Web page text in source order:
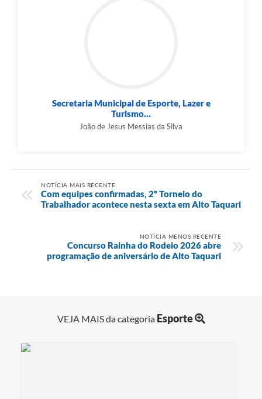
Secretaria Municipal de Esporte, Lazer e
Turismo...
João de Jesus Messias da Silva
NOTÍCIA MAIS RECENTE
Com equipes confirmadas, 2º Torneio do
Trabalhador acontece nesta sexta em Alto Taquari
NOTÍCIA MENOS RECENTE
Concurso Rainha do Rodeio 2026 abre
programação de aniversário de Alto Taquari
VEJA MAIS da categoria Esporte